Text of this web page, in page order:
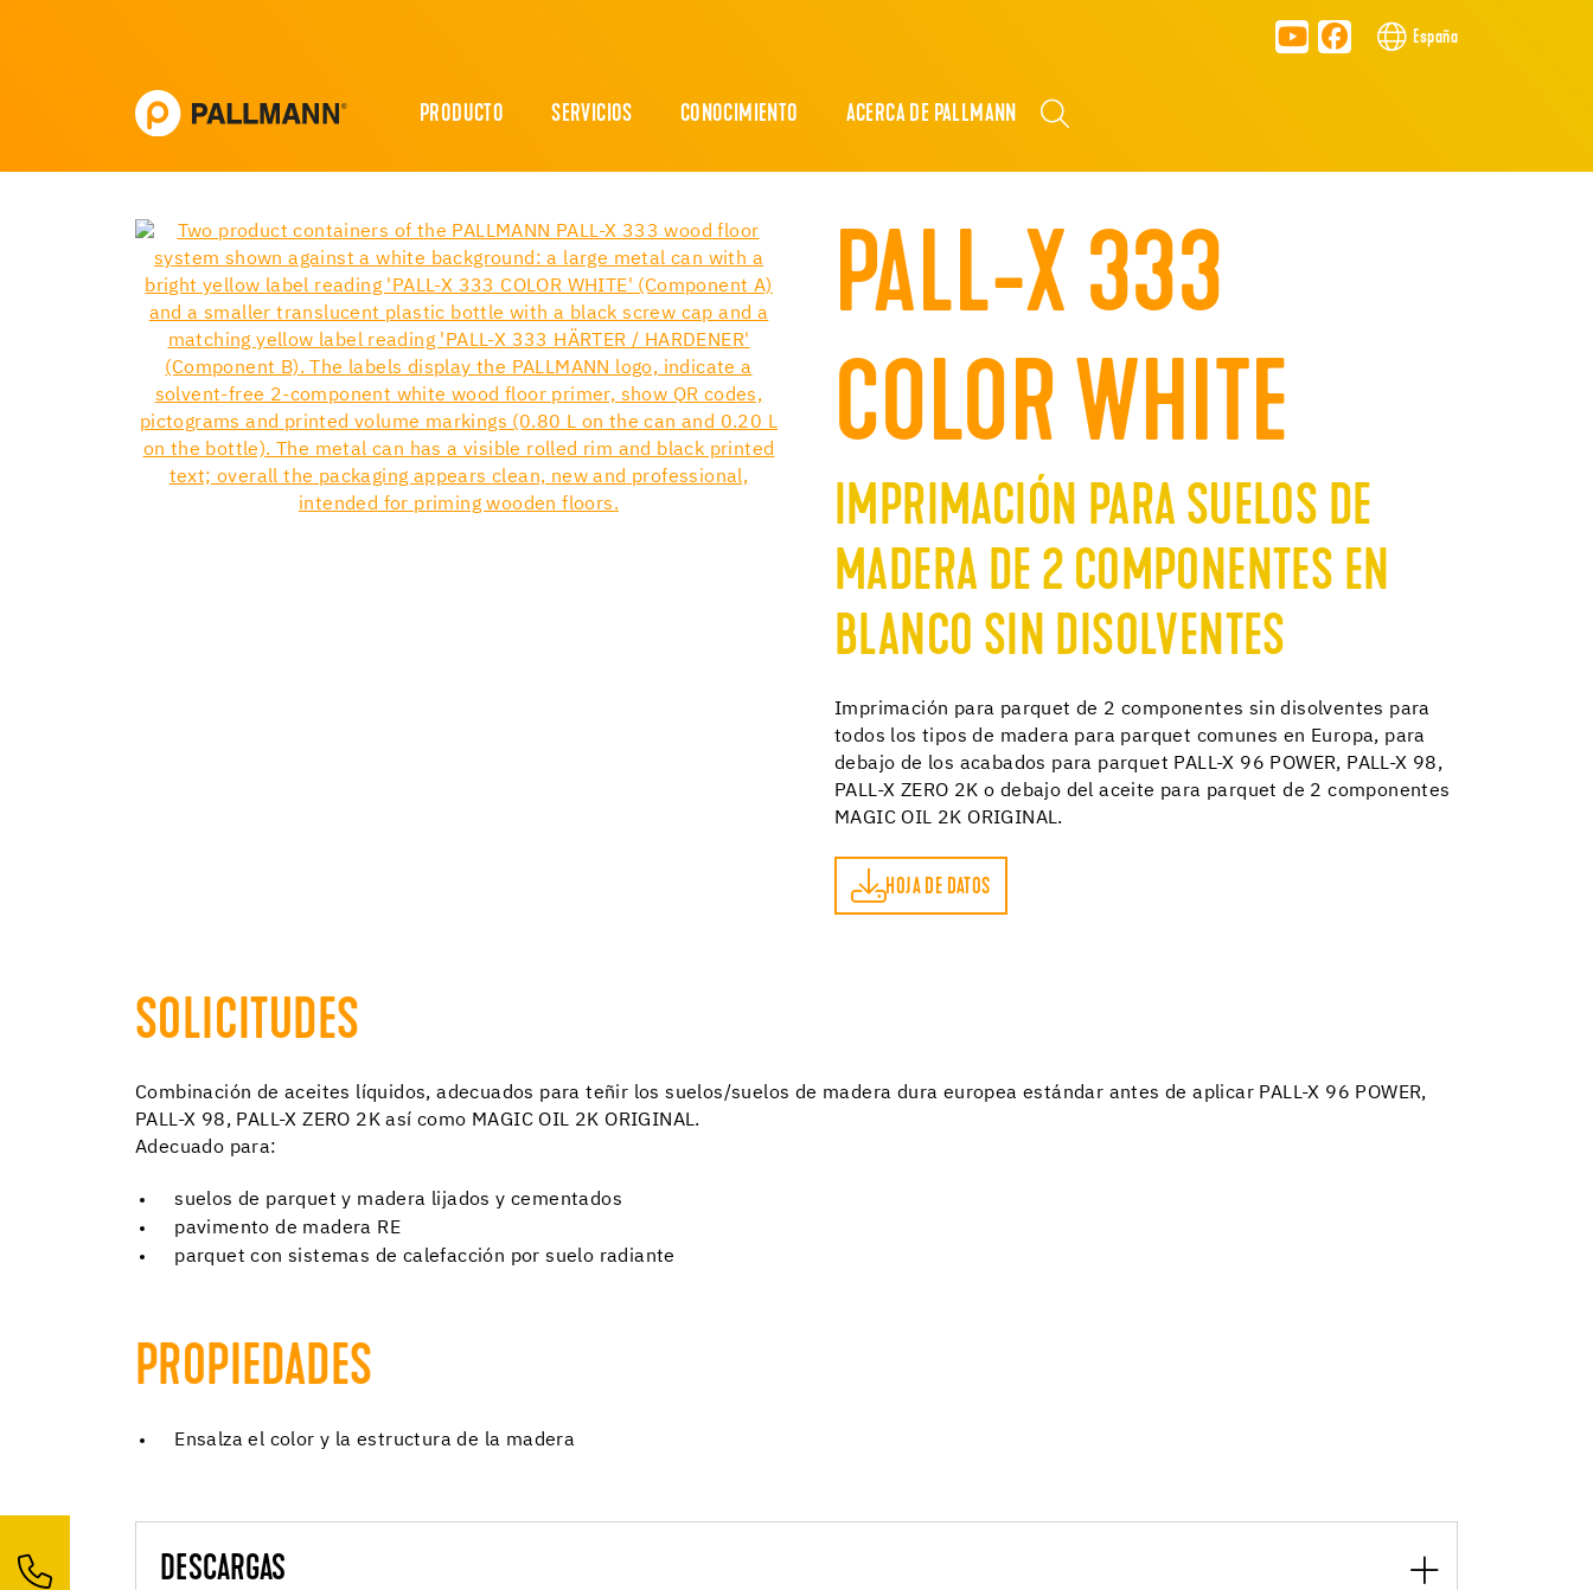
España
PRODUCTO SERVICIOS CONOCIMIENTO ACERCA DE PALLMANN
PALL-X 333
COLOR WHITE
IMPRIMACIÓN PARA SUELOS DE
MADERA DE 2 COMPONENTES EN
BLANCO SIN DISOLVENTES
Imprimación para parquet de 2 componentes sin disolventes para
todos los tipos de madera para parquet comunes en Europa, para
debajo de los acabados para parquet PALL-X 96 POWER, PALL-X 98,
PALL-X ZERO 2K o debajo del aceite para parquet de 2 componentes
MAGIC OIL 2K ORIGINAL.
HOJA DE DATOS
SOLICITUDES
Combinación de aceites líquidos, adecuados para teñir los suelos/suelos de madera dura europea estándar antes de aplicar PALL-X 96 POWER,
PALL-X 98, PALL-X ZERO 2K así como MAGIC OIL 2K ORIGINAL.
Adecuado para:
suelos de parquet y madera lijados y cementados
pavimento de madera RE
parquet con sistemas de calefacción por suelo radiante
PROPIEDADES
Ensalza el color y la estructura de la madera
DESCARGAS